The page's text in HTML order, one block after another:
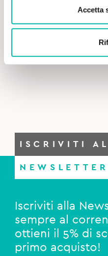
Accetta
price
price
Curasept Dentifricio
Herbal Invasion - 75 ml
ISCRIVITI
NEWSLETTER
Iscriviti alla
sempre al
ottieni il 5% di
primo acquisto!